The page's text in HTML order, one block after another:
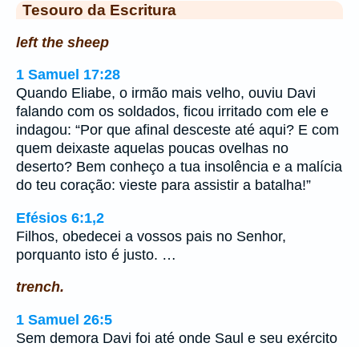
Tesouro da Escritura
left the sheep
1 Samuel 17:28
Quando Eliabe, o irmão mais velho, ouviu Davi
falando com os soldados, ficou irritado com ele e
indagou: “Por que afinal desceste até aqui? E com
quem deixaste aquelas poucas ovelhas no
deserto? Bem conheço a tua insolência e a malícia
do teu coração: vieste para assistir a batalha!”
Efésios 6:1,2
Filhos, obedecei a vossos pais no Senhor,
porquanto isto é justo. …
trench.
1 Samuel 26:5
Sem demora Davi foi até onde Saul e seu exército